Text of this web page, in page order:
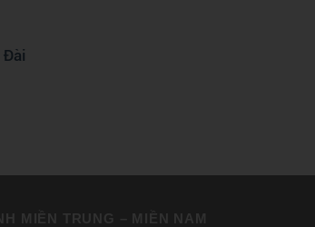
Đài
MIỀN TRUNG – MIỀN NAM